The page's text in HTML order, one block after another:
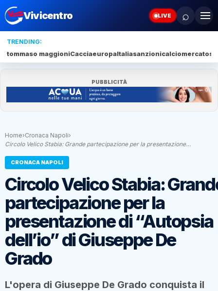
Vivicentro LIVE ⌕
TRENDING:
tommaso maggioniCacciaeuropaItaliasanzionicalciomercato
PUBBLICITÀ
Home›Cronaca Napoli›
Circolo Velico Stabia: Grande partecipazione per la presentazione…
CRONACA NAPOLI
Circolo Velico Stabia:
partecipazione per la
presentazione di “Autopsia
dell’io” di Giuseppe De
Grado
L'opera di Giuseppe De Grado conquista il